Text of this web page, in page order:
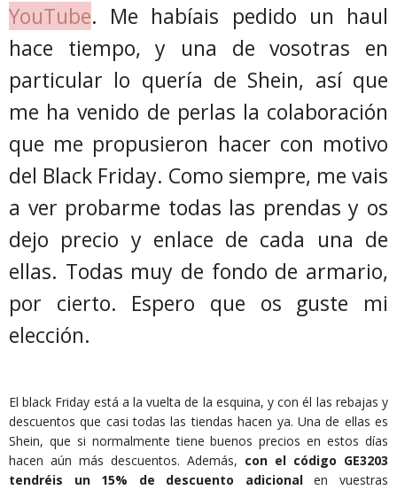
YouTube. Me habíais pedido un haul
hace tiempo, y una de vosotras en
particular lo quería de Shein, así que
me ha venido de perlas la colaboración
que me propusieron hacer con motivo
del Black Friday. Como siempre, me vais
a ver probarme todas las prendas y os
dejo precio y enlace de cada una de
ellas. Todas muy de fondo de armario,
por cierto. Espero que os guste mi
elección.
El black Friday está a la vuelta de la esquina, y con él las rebajas y
descuentos que casi todas las tiendas hacen ya. Una de ellas es
Shein, que si normalmente tiene buenos precios en estos días
hacen aún más descuentos. Además, con el código GE3203
tendréis un 15% de descuento adicionalen vuestras